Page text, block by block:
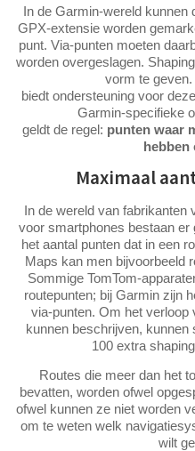
In de Garmin-wereld kunnen
GPX-extensie worden
punt. Via-punten moeten
worden overgeslagen.
vorm te geven.
biedt ondersteuning voor
Garmin-specifieke
geldt de regel: punten waar
hebben
Maximaal
In de wereld van fabrikanten
voor smartphones bestaan er
het aantal punten dat in een
Maps kan men bijvoorbeeld
Sommige TomTom-
routepunten; bij Garmin zijn
via-punten. Om het verloop
kunnen beschrijven,
100 extra
Routes die meer dan het
bevatten, worden ofwel
ofwel kunnen ze niet worden
om te weten welk
wilt